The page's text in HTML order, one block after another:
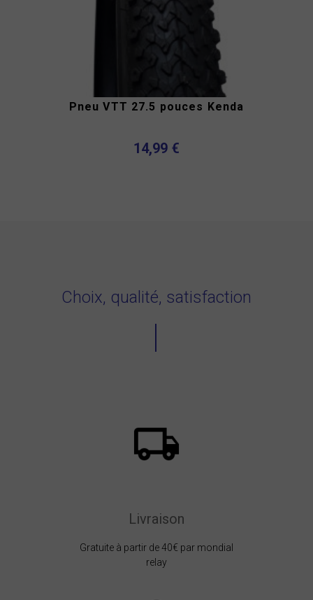
Pneu VTT 27.5 pouces Kenda
14,99 €
Choix, qualité, satisfaction
Livraison
Gratuite à partir de 40€ par mondial
relay